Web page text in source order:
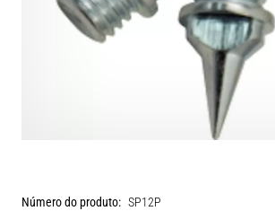
Número do produto: SP12P